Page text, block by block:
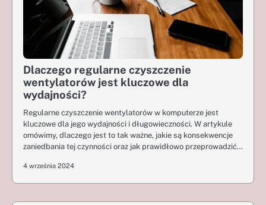
Dlaczego regularne czyszczenie
wentylatorów jest kluczowe dla
wydajności?
Regularne czyszczenie wentylatorów w komputerze jest
kluczowe dla jego wydajności i długowieczności. W artykule
omówimy, dlaczego jest to tak ważne, jakie są konsekwencje
zaniedbania tej czynności oraz jak prawidłowo przeprowadzić…
4 września 2024